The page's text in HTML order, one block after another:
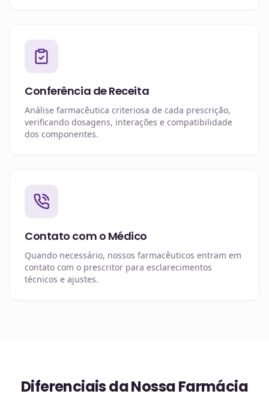
Conferência de Receita
Análise farmacêutica criteriosa de cada prescrição,
verificando dosagens, interações e compatibilidade
dos componentes.
Contato com o Médico
Quando necessário, nossos farmacêuticos entram em
contato com o prescritor para esclarecimentos
técnicos e ajustes.
Diferenciais da Nossa Farmácia